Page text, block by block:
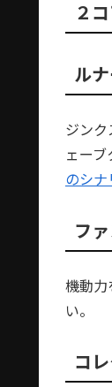
２
ル
ジンク
ェー
のシナ
フ
機動力
い。
コ